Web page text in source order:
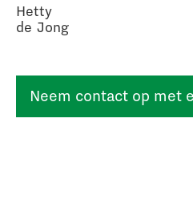
Hetty
de Jong
Neem contact op met